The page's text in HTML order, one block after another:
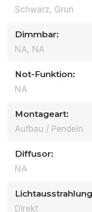
Schwarz, Grun
Dimmbar:
NA, NA
Not-Funktion:
NA
Montageart:
Aufbau / Pendeln
Diffusor:
NA
Direkt